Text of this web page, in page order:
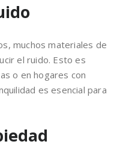
muchos materiales de
el ruido. Esto es
o en hogares con
es esencial para